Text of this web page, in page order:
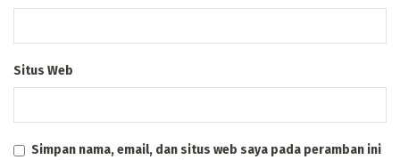
Situs Web
Simpan nama, email, dan situs web saya pada peramban ini